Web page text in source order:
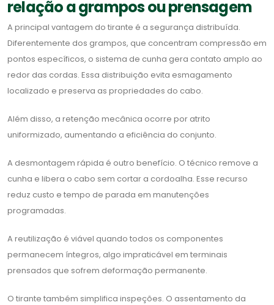
relação a grampos ou prensagem
A principal vantagem do tirante é a segurança distribuída.
Diferentemente dos grampos, que concentram compressão em
pontos específicos, o sistema de cunha gera contato amplo ao
redor das cordas. Essa distribuição evita esmagamento
localizado e preserva as propriedades do cabo.
Além disso, a retenção mecânica ocorre por atrito
uniformizado, aumentando a eficiência do conjunto.
A desmontagem rápida é outro benefício. O técnico remove a
cunha e libera o cabo sem cortar a cordoalha. Esse recurso
reduz custo e tempo de parada em manutenções
programadas.
A reutilização é viável quando todos os componentes
permanecem íntegros, algo impraticável em terminais
prensados que sofrem deformação permanente.
O tirante também simplifica inspeções. O assentamento da